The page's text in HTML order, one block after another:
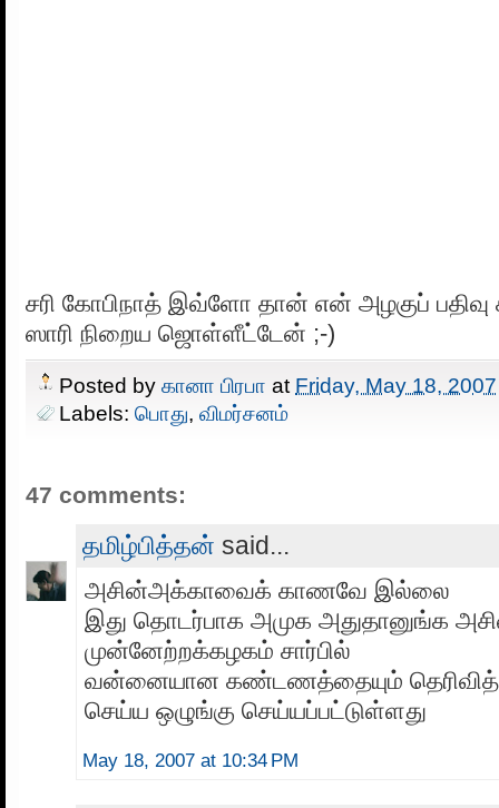
சரி கோபிநாத் இவ்ளோ தான் என் அழகுப் பதிவு
ஸாரி நிறைய ஜொள்ளீட்டேன் ;-)
Posted by கானா பிரபா at Friday, May 18, 2007
Labels: பொது, விமர்சனம்
47 comments:
தமிழ்பித்தன் said...
அசின்அக்காவைக் காணவே இல்லை
இது தொடர்பாக அமுக அதுதானுங்க
முன்னேற்றக்கழகம் சார்பில்
வன்னையான கண்டணத்தையும்
செய்ய ஒழுங்கு செய்யப்பட்டுள்ளது
May 18, 2007 at 10:34 PM